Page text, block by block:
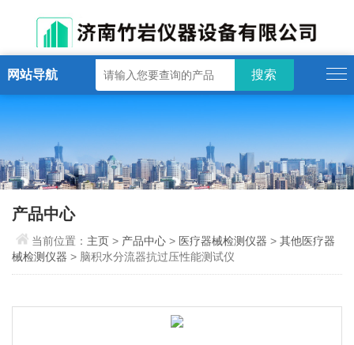
网站导航
产品中心
当前位置： 主页> 产品中心 > 医疗器械检测仪器 >其他医疗器
械检测仪器 > 脑积水分流器抗过压性能测试仪